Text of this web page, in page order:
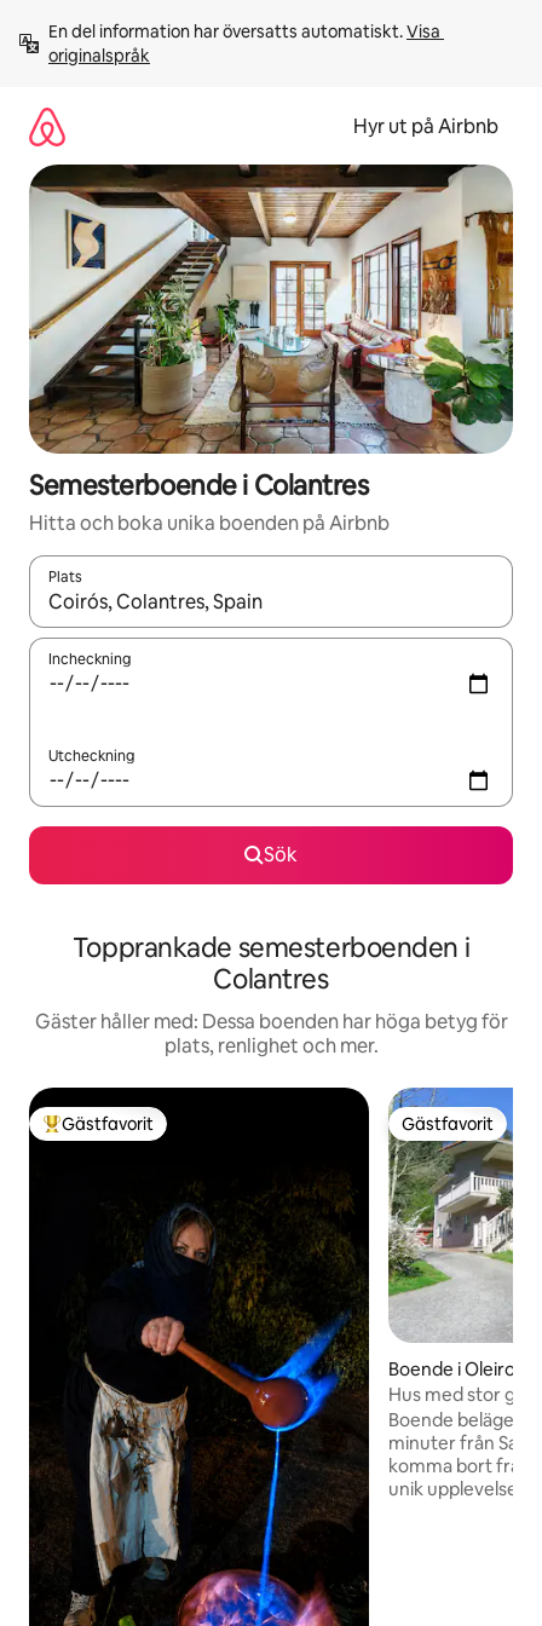
innehåll
En del information har översatts automatiskt. Visa
originalspråk
Hyr ut på Airbnb
Semesterboende i Colantres
Hitta och boka unika boenden på Airbnb
Plats
När resultaten är tillgängliga kan du navigera med upp- och
Incheckning
Utcheckning
Sök
Topprankade semesterboenden i
Colantres
Gäster håller med: Dessa boenden har höga betyg för
plats, renlighet och mer.
Populär gästfavorit
Gästfavorit Gästfavorit
Gästfavorit
Boende i Oleiros
Hus med stor
Boende beläget i
minuter från Santa Cruz.
komma bort från
unik upplevelse,